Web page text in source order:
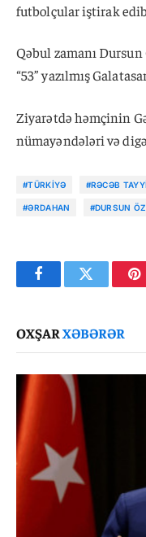
futbolçular iştirak
Qəbul zamanı
“53” yazılmış
Ziyarətdə həmçinin
nümayəndələri və
#TÜRKIYƏ #RƏCƏB
#ƏRDAHAN #DURSUN
FacebookTwitter
OXŞARXƏBƏRƏR